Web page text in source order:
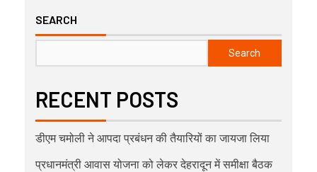
SEARCH
Search
RECENT POSTS
डीएम चमोली ने आपदा प्रबंधन की तैयारियों का जायजा लिया
प्रधानमंत्री आवास योजना को लेकर देहरादून में समीक्षा बैठक